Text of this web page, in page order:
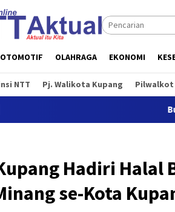
OTOMOTIF OLAHRAGA EKONOMI
NTT Pj. Walikota Kupang Pilwalkot
Buka
Hadiri Halal
se-Kota